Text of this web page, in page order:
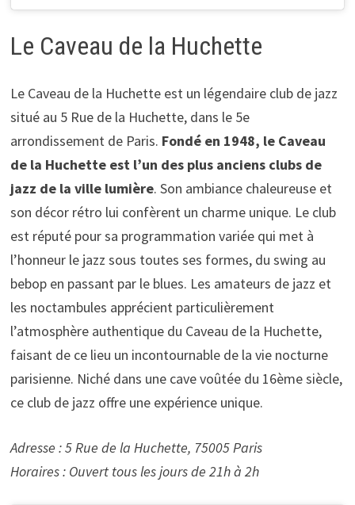
Le Caveau de la Huchette
Le Caveau de la Huchette est un légendaire club de jazz
situé au 5 Rue de la Huchette, dans le 5e
arrondissement de Paris. Fondé en 1948, le Caveau
de la Huchette est l’un des plus anciens clubs de
jazz de la ville lumière. Son ambiance chaleureuse et
son décor rétro lui confèrent un charme unique. Le club
est réputé pour sa programmation variée qui met à
l’honneur le jazz sous toutes ses formes, du swing au
bebop en passant par le blues. Les amateurs de jazz et
les noctambules apprécient particulièrement
l’atmosphère authentique du Caveau de la Huchette,
faisant de ce lieu un incontournable de la vie nocturne
parisienne. Niché dans une cave voûtée du 16ème siècle,
ce club de jazz offre une expérience unique.
Adresse : 5 Rue de la Huchette, 75005 Paris
Horaires : Ouvert tous les jours de 21h à 2h